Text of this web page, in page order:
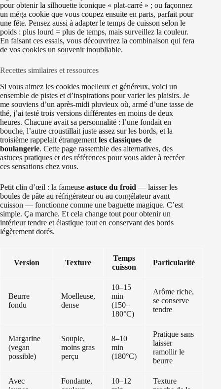
pour obtenir la silhouette iconique « plat-carré » ; ou façonnez
un méga cookie que vous coupez ensuite en parts, parfait pour
une fête. Pensez aussi à adapter le temps de cuisson selon le
poids : plus lourd = plus de temps, mais surveillez la couleur.
En faisant ces essais, vous découvrirez la combinaison qui fera
de vos cookies un souvenir inoubliable.
Recettes similaires et ressources
Si vous aimez les cookies moelleux et généreux, voici un
ensemble de pistes et d’inspirations pour varier les plaisirs. Je
me souviens d’un après-midi pluvieux où, armé d’une tasse de
thé, j’ai testé trois versions différentes en moins de deux
heures. Chacune avait sa personnalité : l’une fondait en
bouche, l’autre croustillait juste assez sur les bords, et la
troisième rappelait étrangement les classiques de
boulangerie. Cette page rassemble des alternatives, des
astuces pratiques et des références pour vous aider à recréer
ces sensations chez vous.
Petit clin d’œil : la fameuse astuce du froid — laisser les
boules de pâte au réfrigérateur ou au congélateur avant
cuisson — fonctionne comme une baguette magique. C’est
simple. Ça marche. Et cela change tout pour obtenir un
intérieur tendre et élastique tout en conservant des bords
légèrement dorés.
Version Texture
Temps
cuisson
Particularité
Beurre
fondu
Moelleuse,
dense
10–15
min
(150–
180°C)
Arôme riche,
se conserve
tendre
Margarine
(vegan
possible)
Souple,
moins gras
perçu
8–10
min
(180°C)
Pratique sans
laisser
ramollir le
beurre
Avec
Fondante,
10–12
Texture